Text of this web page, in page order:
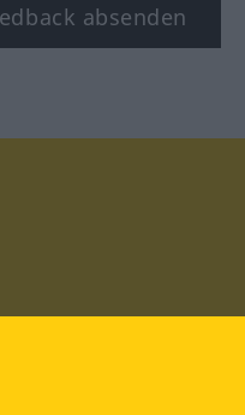
absenden